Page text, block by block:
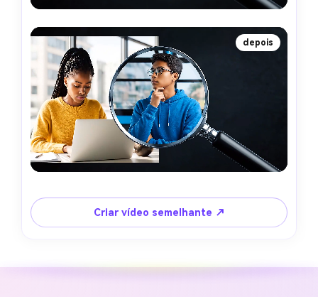
depois
Criar vídeo semelhante ↗